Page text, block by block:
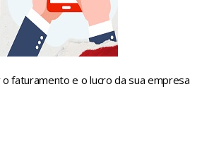
o faturamento e o lucro da sua empresa